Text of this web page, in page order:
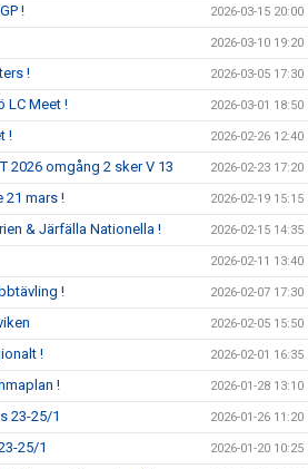
! 2026-03-15 20:00
2026-03-10 19:20
! 2026-03-05 17:30
LC Meet ! 2026-03-01 18:50
! 2026-02-26 12:40
2026 omgång 2 sker V 13 2026-02-23 17:20
21 mars ! 2026-02-19 15:15
& Järfälla Nationella ! 2026-02-15 14:35
2026-02-11 13:40
! 2026-02-07 17:30
2026-02-05 15:50
! 2026-02-01 16:35
! 2026-01-28 13:10
23-25/1 2026-01-26 11:20
25/1 2026-01-20 10:25